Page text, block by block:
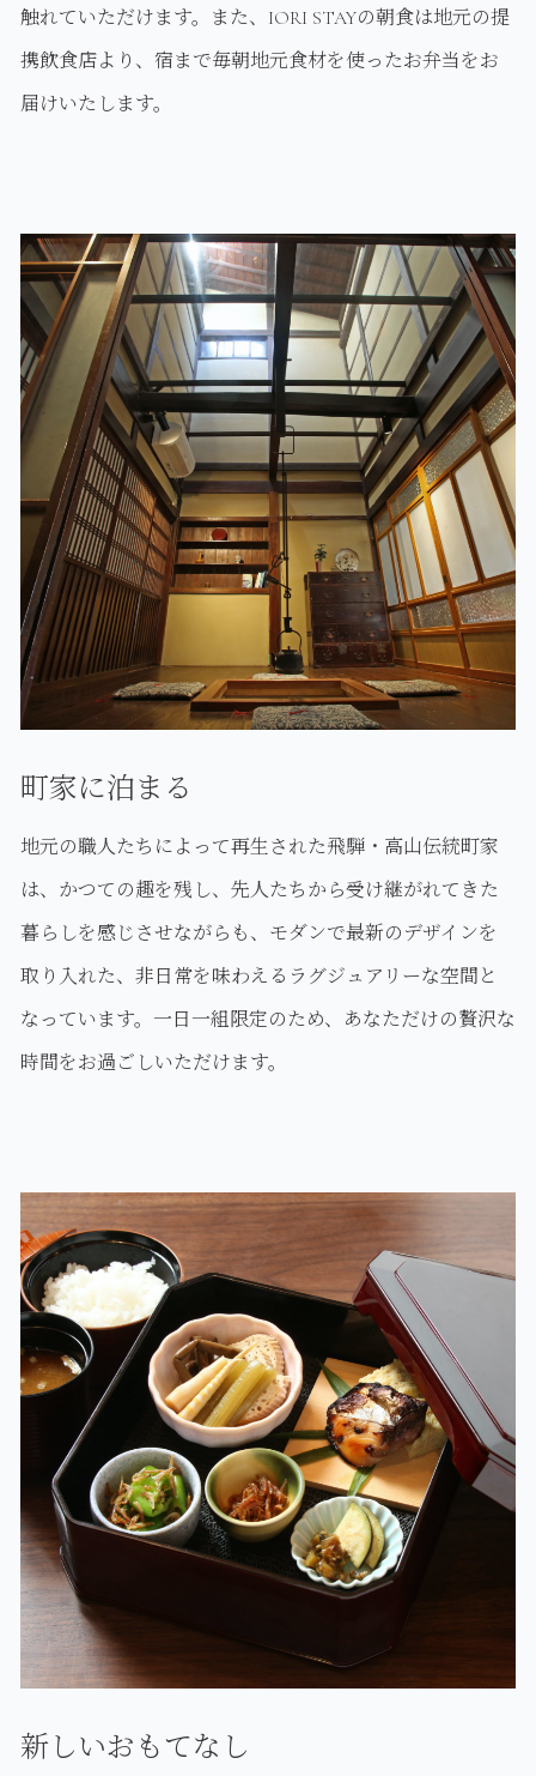
触れていただけます。また、IORI STAYの朝食は地元の提
携飲食店より、宿まで毎朝地元食材を使ったお弁当をお
届けいたします。
町家に泊まる
地元の職人たちによって再生された飛騨・高山伝統町家
は、かつての趣を残し、先人たちから受け継がれてきた
暮らしを感じさせながらも、モダンで最新のデザインを
取り入れた、非日常を味わえるラグジュアリーな空間と
なっています。一日一組限定のため、あなただけの贅沢な
時間をお過ごしいただけます。
新しいおもてなし